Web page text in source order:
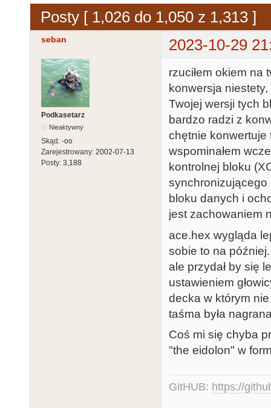
Posty [ 1,026 do 1,050 z 1,313 ]
seban 2023-10-29
Podkasetarz
Nieaktywny
Skąd: -oo
Zarejestrowany: 2002-07-13
Posty: 3,188
rzuciłem okiem na
konwersja
Twojej wersji tych
bardzo radzi z
chętnie konwertuje
wspominałem
kontrolnej bloku
synchronizującego
bloku danych i
jest zachowaniem
ace.hex wygląda
sobie to na
ale przydał by się
ustawieniem
decka w którym
taśma była
Coś mi się chyba
"the eidolon" w
GitHUB: https://